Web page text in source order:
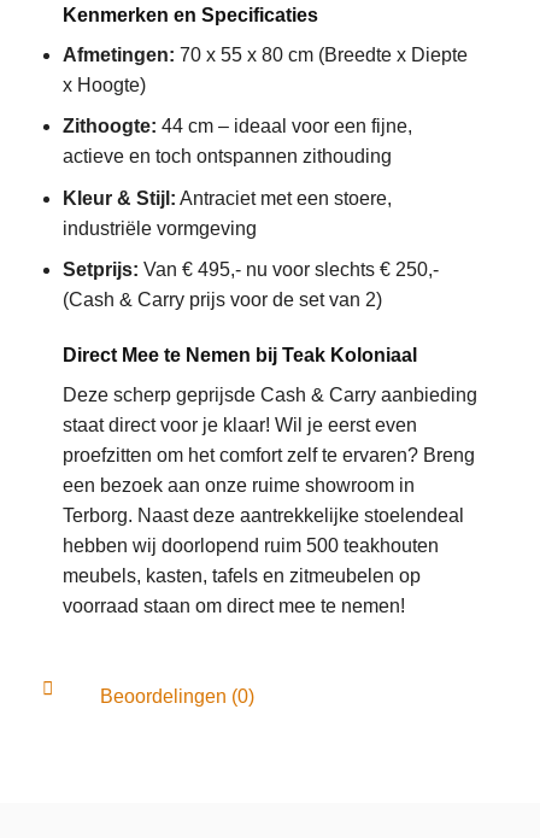
Kenmerken en Specificaties
Afmetingen: 70 x 55 x 80 cm (Breedte x Diepte
x Hoogte)
Zithoogte: 44 cm – ideaal voor een fijne,
actieve en toch ontspannen zithouding
Kleur & Stijl: Antraciet met een stoere,
industriële vormgeving
Setprijs: Van € 495,- nu voor slechts € 250,-
(Cash & Carry prijs voor de set van 2)
Direct Mee te Nemen bij Teak Koloniaal
Deze scherp geprijsde Cash & Carry aanbieding
staat direct voor je klaar! Wil je eerst even
proefzitten om het comfort zelf te ervaren? Breng
een bezoek aan onze ruime showroom in
Terborg. Naast deze aantrekkelijke stoelendeal
hebben wij doorlopend ruim 500 teakhouten
meubels, kasten, tafels en zitmeubelen op
voorraad staan om direct mee te nemen!
Beoordelingen (0)